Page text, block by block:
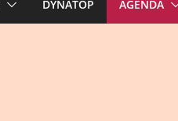
DYNATOP AGENDA